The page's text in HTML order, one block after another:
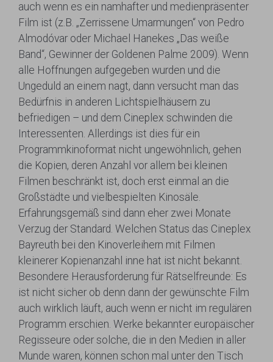
auch wenn es ein namhafter und medienpräsenter
Film ist (z.B. „Zerrissene Umarmungen“ von Pedro
Almodóvar oder Michael Hanekes „Das weiße
Band“, Gewinner der Goldenen Palme 2009). Wenn
alle Hoffnungen aufgegeben wurden und die
Ungeduld an einem nagt, dann versucht man das
Bedürfnis in anderen Lichtspielhäusern zu
befriedigen – und dem Cineplex schwinden die
Interessenten. Allerdings ist dies für ein
Programmkinoformat nicht ungewöhnlich, gehen
die Kopien, deren Anzahl vor allem bei kleinen
Filmen beschränkt ist, doch erst einmal an die
Großstädte und vielbespielten Kinosäle.
Erfahrungsgemäß sind dann eher zwei Monate
Verzug der Standard. Welchen Status das Cineplex
Bayreuth bei den Kinoverleihern mit Filmen
kleinerer Kopienanzahl inne hat ist nicht bekannt.
Besondere Herausforderung für Rätselfreunde: Es
ist nicht sicher ob denn dann der gewünschte Film
auch wirklich läuft, auch wenn er nicht im regulären
Programm erschien. Werke bekannter europäischer
Regisseure oder solche, die in den Medien in aller
Munde waren, können schon mal unter den Tisch